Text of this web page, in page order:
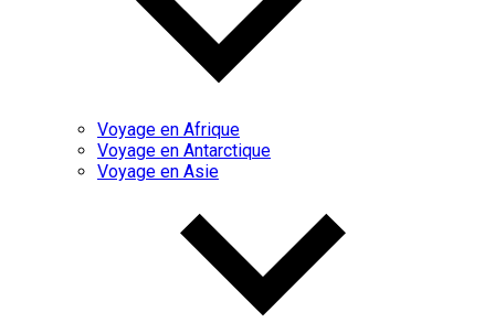
Voyage en Afrique
Voyage en Antarctique
Voyage en Asie